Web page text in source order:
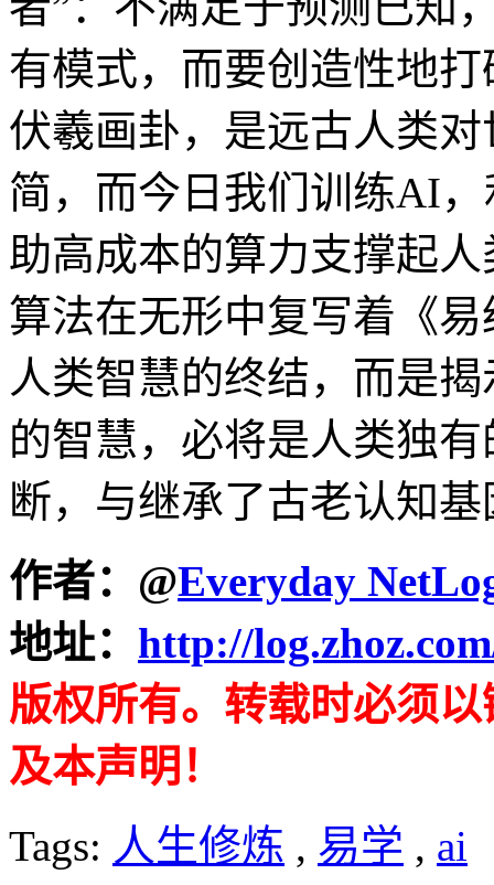
有模式，而要创造性地
伏羲画卦，是远古人类
简，而今日我们训练AI
助高成本的算力支撑起
算法在无形中复写着《
人类智慧的终结，而是
的智慧，必将是人类独
断，与继承了古老认知
作者： @Everyday
地址： http://
版权所有。转载时必须
及本声明！
Tags: 人生修炼 , 易学 , ai